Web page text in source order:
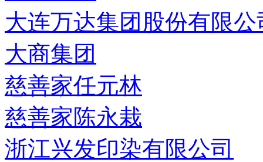
大连万达集团股份有限公
大商集团
慈善家任元林
慈善家陈永栽
浙江兴发印染有限公司